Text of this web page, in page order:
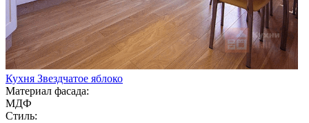
Кухня Звездчатое яблоко
Материал фасада:
МДФ
Стиль: